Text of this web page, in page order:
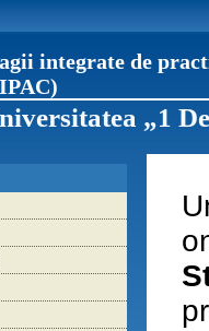
integrate de
„1